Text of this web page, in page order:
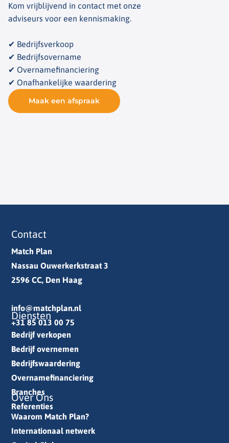
Kom vrijblijvend in contact met onze
adviseurs voor een kennismaking.
✔ Bedrijfsverkoop
✔ Bedrijfsovername
✔ Overnamefinanciering
✔ Onafhankelijke waardering
Maak een afspraak
Contact
Match Plan
Nassau Ouwerkerkstraat 3
2596 CC, Den Haag
info@matchplan.nl
+31 85 013 00 75
Diensten
Bedrijf verkopen
Bedrijf overnemen
Bedrijfswaardering
Overnamefinanciering
Branches
Referenties
Over Ons
Waarom Match Plan?
Internationaal netwerk